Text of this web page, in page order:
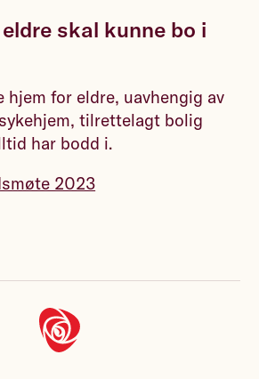
skal kunne bo i
hjem for eldre, uavhengig av
tilrettelagt bolig
har bodd i.
2023